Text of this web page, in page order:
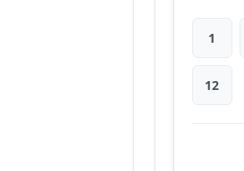
1
12